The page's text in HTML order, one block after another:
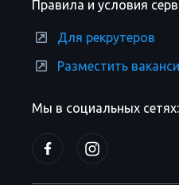
Мы в социальных сетях:
Правила и условия
Для рекрутеров
Разместить